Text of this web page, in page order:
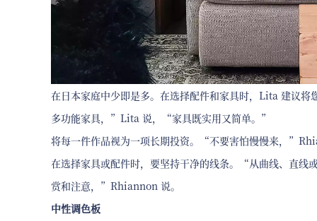
在日本家庭中少即是多。在选择配件和家具时，Lita 建议
多功能家具，”Lita 说，“家具既实用又简单。”
将每一件作品视为一项长期投资。“不要害怕慢慢来，
在选择家具或配件时，要坚持干净的线条。“从曲线、直线
赏和注意，”Rhiannon 说。
中性调色板